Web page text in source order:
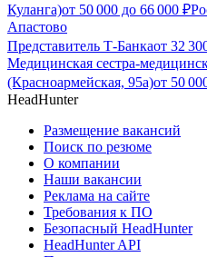
Куланга)от 50 000 до 66 000 ₽
Апастово
Представитель Т-Банкаот 32
Медицинская сестра-
(Красноармейская, 95а)от 50
HeadHunter
Размещение вакансий
Поиск по резюме
О компании
Наши вакансии
Реклама на сайте
Требования к ПО
Безопасный HeadHunter
HeadHunter API